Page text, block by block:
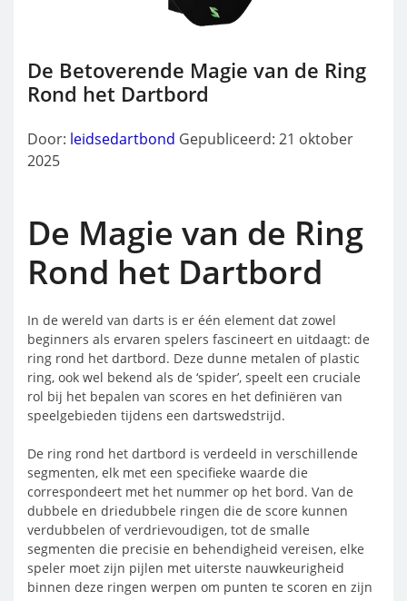
De Betoverende Magie van de Ring
Rond het Dartbord
Door: leidsedartbond Gepubliceerd: 21 oktober
2025
De Magie van de Ring
Rond het Dartbord
In de wereld van darts is er één element dat zowel
beginners als ervaren spelers fascineert en uitdaagt: de
ring rond het dartbord. Deze dunne metalen of plastic
ring, ook wel bekend als de ‘spider’, speelt een cruciale
rol bij het bepalen van scores en het definiëren van
speelgebieden tijdens een dartswedstrijd.
De ring rond het dartbord is verdeeld in verschillende
segmenten, elk met een specifieke waarde die
correspondeert met het nummer op het bord. Van de
dubbele en driedubbele ringen die de score kunnen
verdubbelen of verdrievoudigen, tot de smalle
segmenten die precisie en behendigheid vereisen, elke
speler moet zijn pijlen met uiterste nauwkeurigheid
binnen deze ringen werpen om punten te scoren en zijn